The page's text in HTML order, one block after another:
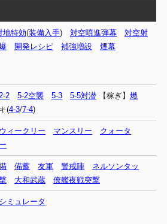
地特効(装備入手) 対空噴進弾幕
対空射
開発レシピ 補強増設 煙幕
2 5-2空襲 5-3 5-5対潜【稼ぎ】 燃
(4-3/7-4)
ウィークリー マンスリー
クォータ
備蓄 友軍 警戒陣
ネルソンタッ
大和武蔵 僚艦夜戦突撃
ミュレータ